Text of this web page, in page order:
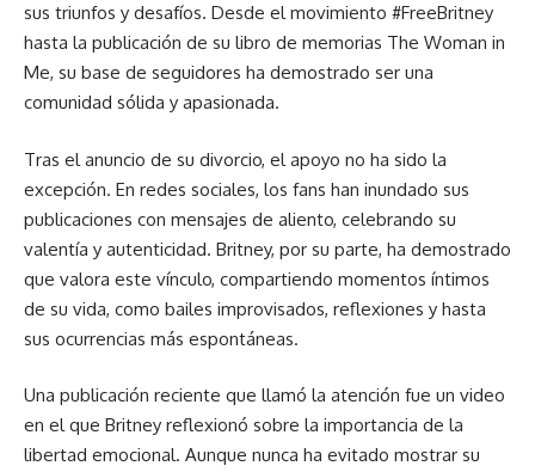
sus triunfos y desafíos. Desde el movimiento #FreeBritney
hasta la publicación de su libro de memorias The Woman in
Me, su base de seguidores ha demostrado ser una
comunidad sólida y apasionada.
Tras el anuncio de su divorcio, el apoyo no ha sido la
excepción. En redes sociales, los fans han inundado sus
publicaciones con mensajes de aliento, celebrando su
valentía y autenticidad. Britney, por su parte, ha demostrado
que valora este vínculo, compartiendo momentos íntimos
de su vida, como bailes improvisados, reflexiones y hasta
sus ocurrencias más espontáneas.
Una publicación reciente que llamó la atención fue un video
en el que Britney reflexionó sobre la importancia de la
libertad emocional. Aunque nunca ha evitado mostrar su